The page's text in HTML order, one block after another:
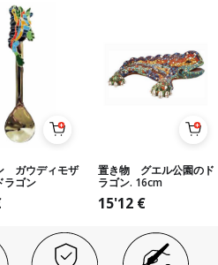
ガウディモザ
ゴン
置き物 グエル公園のド
ラゴン. 16cm
15'12 €